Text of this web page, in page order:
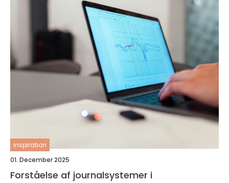
inspiration
01. December 2025
Forståelse af journalsystemer i